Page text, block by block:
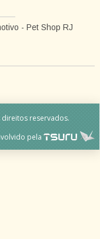
- Pet Shop RJ
direitos reservados.
pela